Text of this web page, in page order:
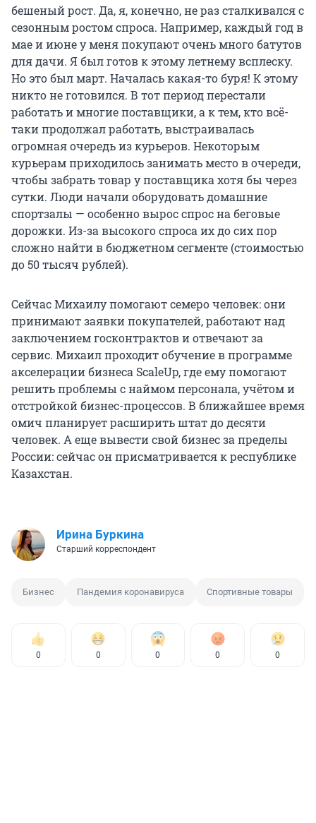
бешеный рост. Да, я, конечно, не раз сталкивался с
сезонным ростом спроса. Например, каждый год в
мае и июне у меня покупают очень много батутов
для дачи. Я был готов к этому летнему всплеску.
Но это был март. Началась какая-то буря! К этому
никто не готовился. В тот период перестали
работать и многие поставщики, а к тем, кто всё-
таки продолжал работать, выстраивалась
огромная очередь из курьеров. Некоторым
курьерам приходилось занимать место в очереди,
чтобы забрать товар у поставщика хотя бы через
сутки. Люди начали оборудовать домашние
спортзалы — особенно вырос спрос на беговые
дорожки. Из-за высокого спроса их до сих пор
сложно найти в бюджетном сегменте (стоимостью
до 50 тысяч рублей).
Сейчас Михаилу помогают семеро человек: они
принимают заявки покупателей, работают над
заключением госконтрактов и отвечают за
сервис. Михаил проходит обучение в программе
акселерации бизнеса ScaleUp, где ему помогают
решить проблемы с наймом персонала, учётом и
отстройкой бизнес-процессов. В ближайшее время
омич планирует расширить штат до десяти
человек. А еще вывести свой бизнес за пределы
России: сейчас он присматривается к республике
Казахстан.
Ирина Буркина
Старший корреспондент
Бизнес Пандемия коронавируса Спортивные товары
0 0 0 0 0